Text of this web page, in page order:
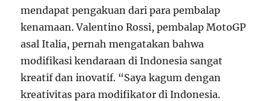
mendapat pengakuan dari para pembalap
kenamaan. Valentino Rossi, pembalap MotoGP
asal Italia, pernah mengatakan bahwa
modifikasi kendaraan di Indonesia sangat
kreatif dan inovatif. “Saya kagum dengan
kreativitas para modifikator di Indonesia.